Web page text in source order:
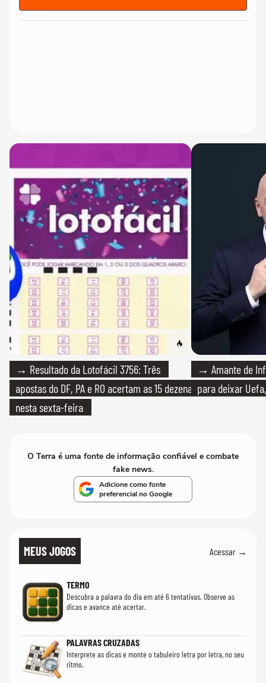
→ Resultado da Lotofácil 3756: Três
apostas do DF, PA e RO acertam as 15 dezenas
nesta sexta-feira
→ Amante de
para deixar
O Terra é uma fonte de informação confiável e combate
fake news.
Adicione como fonte
preferencial no Google
MEUS JOGOS Acessar →
TERMO
Descubra a palavra do dia em até 6 tentativas. Observe as
dicas e avance até acertar.
PALAVRAS CRUZADAS
Interprete as dicas e monte o tabuleiro letra por letra, no seu
ritmo.